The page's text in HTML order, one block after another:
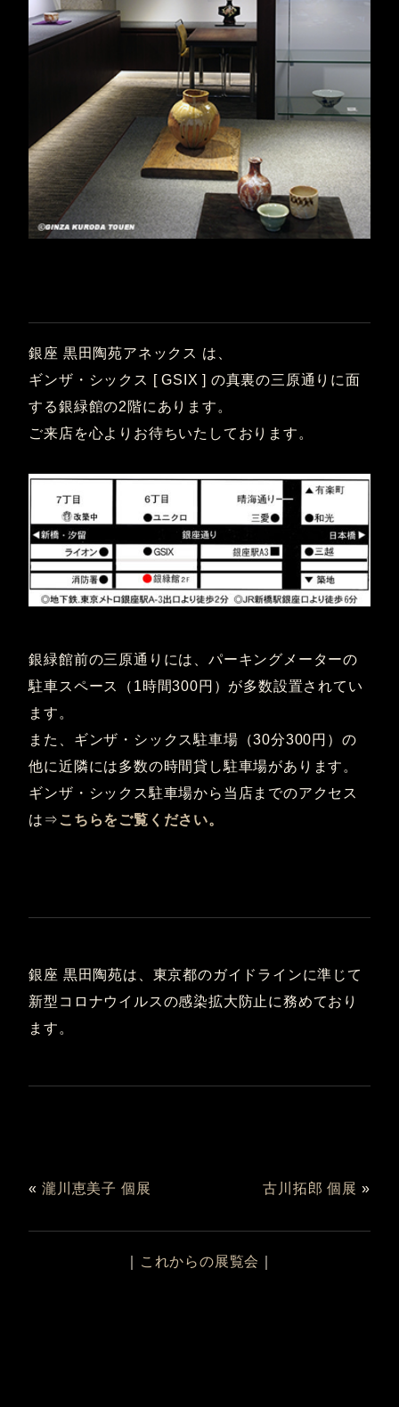
銀座 黒田陶苑アネックス は、
ギンザ・シックス [ GSIX ] の真裏の三原通りに面
する銀緑館の2階にあります。
ご来店を心よりお待ちいたしております。
銀緑館前の三原通りには、パーキングメーターの
駐車スペース（1時間300円）が多数設置されてい
ます。
また、ギンザ・シックス駐車場（30分300円）の
他に近隣には多数の時間貸し駐車場があります。
ギンザ・シックス駐車場から当店までのアクセス
は⇒ こちらをご覧ください。
銀座 黒田陶苑は、東京都のガイドラインに準じて
新型コロナウイルスの感染拡大防止に務めており
ます。
«瀧川恵美子 個展 古川拓郎 個展 »
これからの展覧会